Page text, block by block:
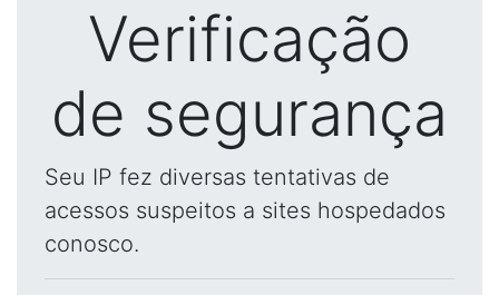
Verificação
de segurança
Seu IP fez diversas tentativas de
acessos suspeitos a sites hospedados
conosco.